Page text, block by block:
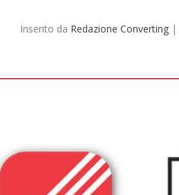
Inserito da Redazione Converting|